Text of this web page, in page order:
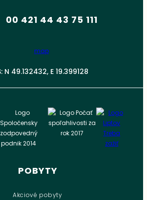
00 421 44 43 75 111
N 49.132432, E 19.399128
POBYTY
Akciové pobyty